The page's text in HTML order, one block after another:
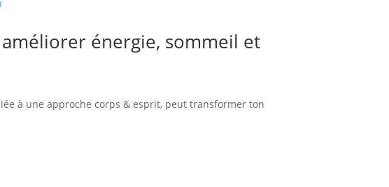
énergie, sommeil et
à une approche corps & esprit, peut transformer ton